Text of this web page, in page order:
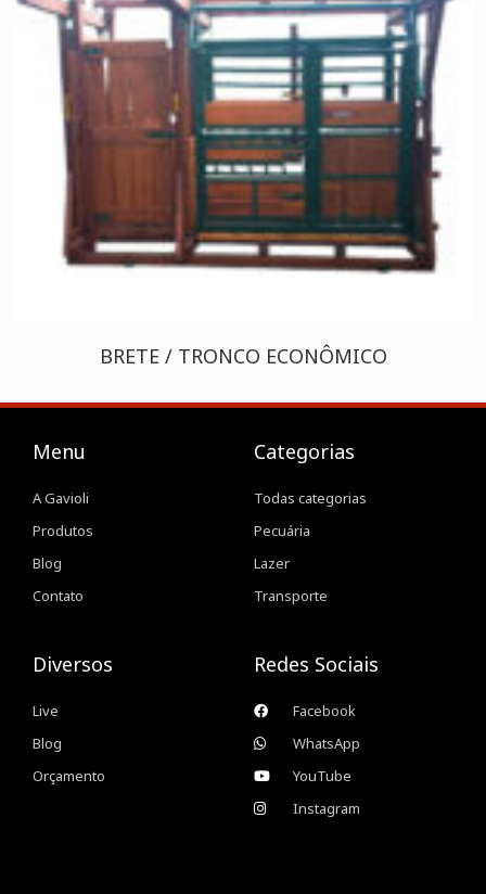
BRETE / TRONCO ECONÔMICO
Menu
A Gavioli
Produtos
Blog
Contato
Categorias
Todas categorias
Pecuária
Lazer
Transporte
Diversos
Live
Blog
Orçamento
Redes Sociais
Facebook
WhatsApp
YouTube
Instagram